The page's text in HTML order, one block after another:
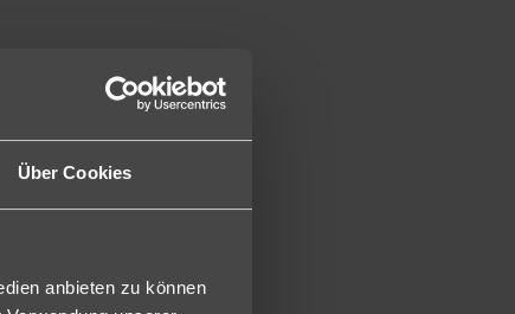
Über Cookies
anbieten zu können
über eine Terrasse mit privatem Pool.
sind 40 m² groß verfügen über Dusche/WC, Föhn,
(DMU) buchbar sowie zur Alleinnutzung
Ausstattung wie die Doppelzimmer Superior
Ausstattung wie die Doppel Superior, geräumiger